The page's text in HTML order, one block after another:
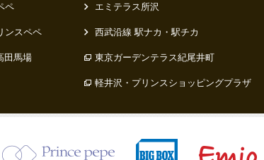
ペ
ンスペペ
田馬場
エミテラス所沢
西武沿線 駅ナカ・駅チカ
東京ガーデンテラス紀尾井町
軽井沢・プリンスショッピングプラザ